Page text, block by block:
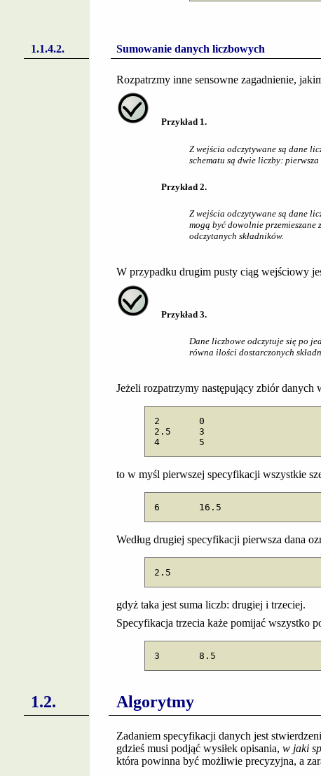
Sumowanie danych liczbowych
Rozpatrzmy inne sensowne zagadnienie,
Przykład 1.
Z wejścia odczytywane są dane
schematu są dwie liczby:
Przykład 2.
Z wejścia odczytywane są dane
mogą być dowolnie przemieszane
odczytanych składników.
W przypadku drugim pusty ciąg wejściowy
Przykład 3.
Dane liczbowe odczytuje się po
równa ilości dostarczonych
Jeżeli rozpatrzymy następujący zbiór danych
2	0
2.5	3
to w myśl pierwszej specyfikacji wszystkie
6	16.5
Według drugiej specyfikacji pierwsza dana
2.5
gdyż taka jest suma liczb: drugiej i trzeciej.
Specyfikacja trzecia każe pomijać wszystko
3	8.5
Algorytmy
Zadaniem specyfikacji danych jest
gdzieś musi podjąć wysiłek opisania, w jaki
która powinna być możliwie precyzyjna, a